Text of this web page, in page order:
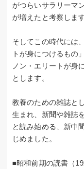
がつらいサラリーマ
が増えたと考察します
そしてこの時代には
トが身につけるもの
ノン・エリートが身
とします。
教養のための雑誌と
生まれ、新聞や雑誌
と読み始める、新中
じめました。
■昭和前期の読書（